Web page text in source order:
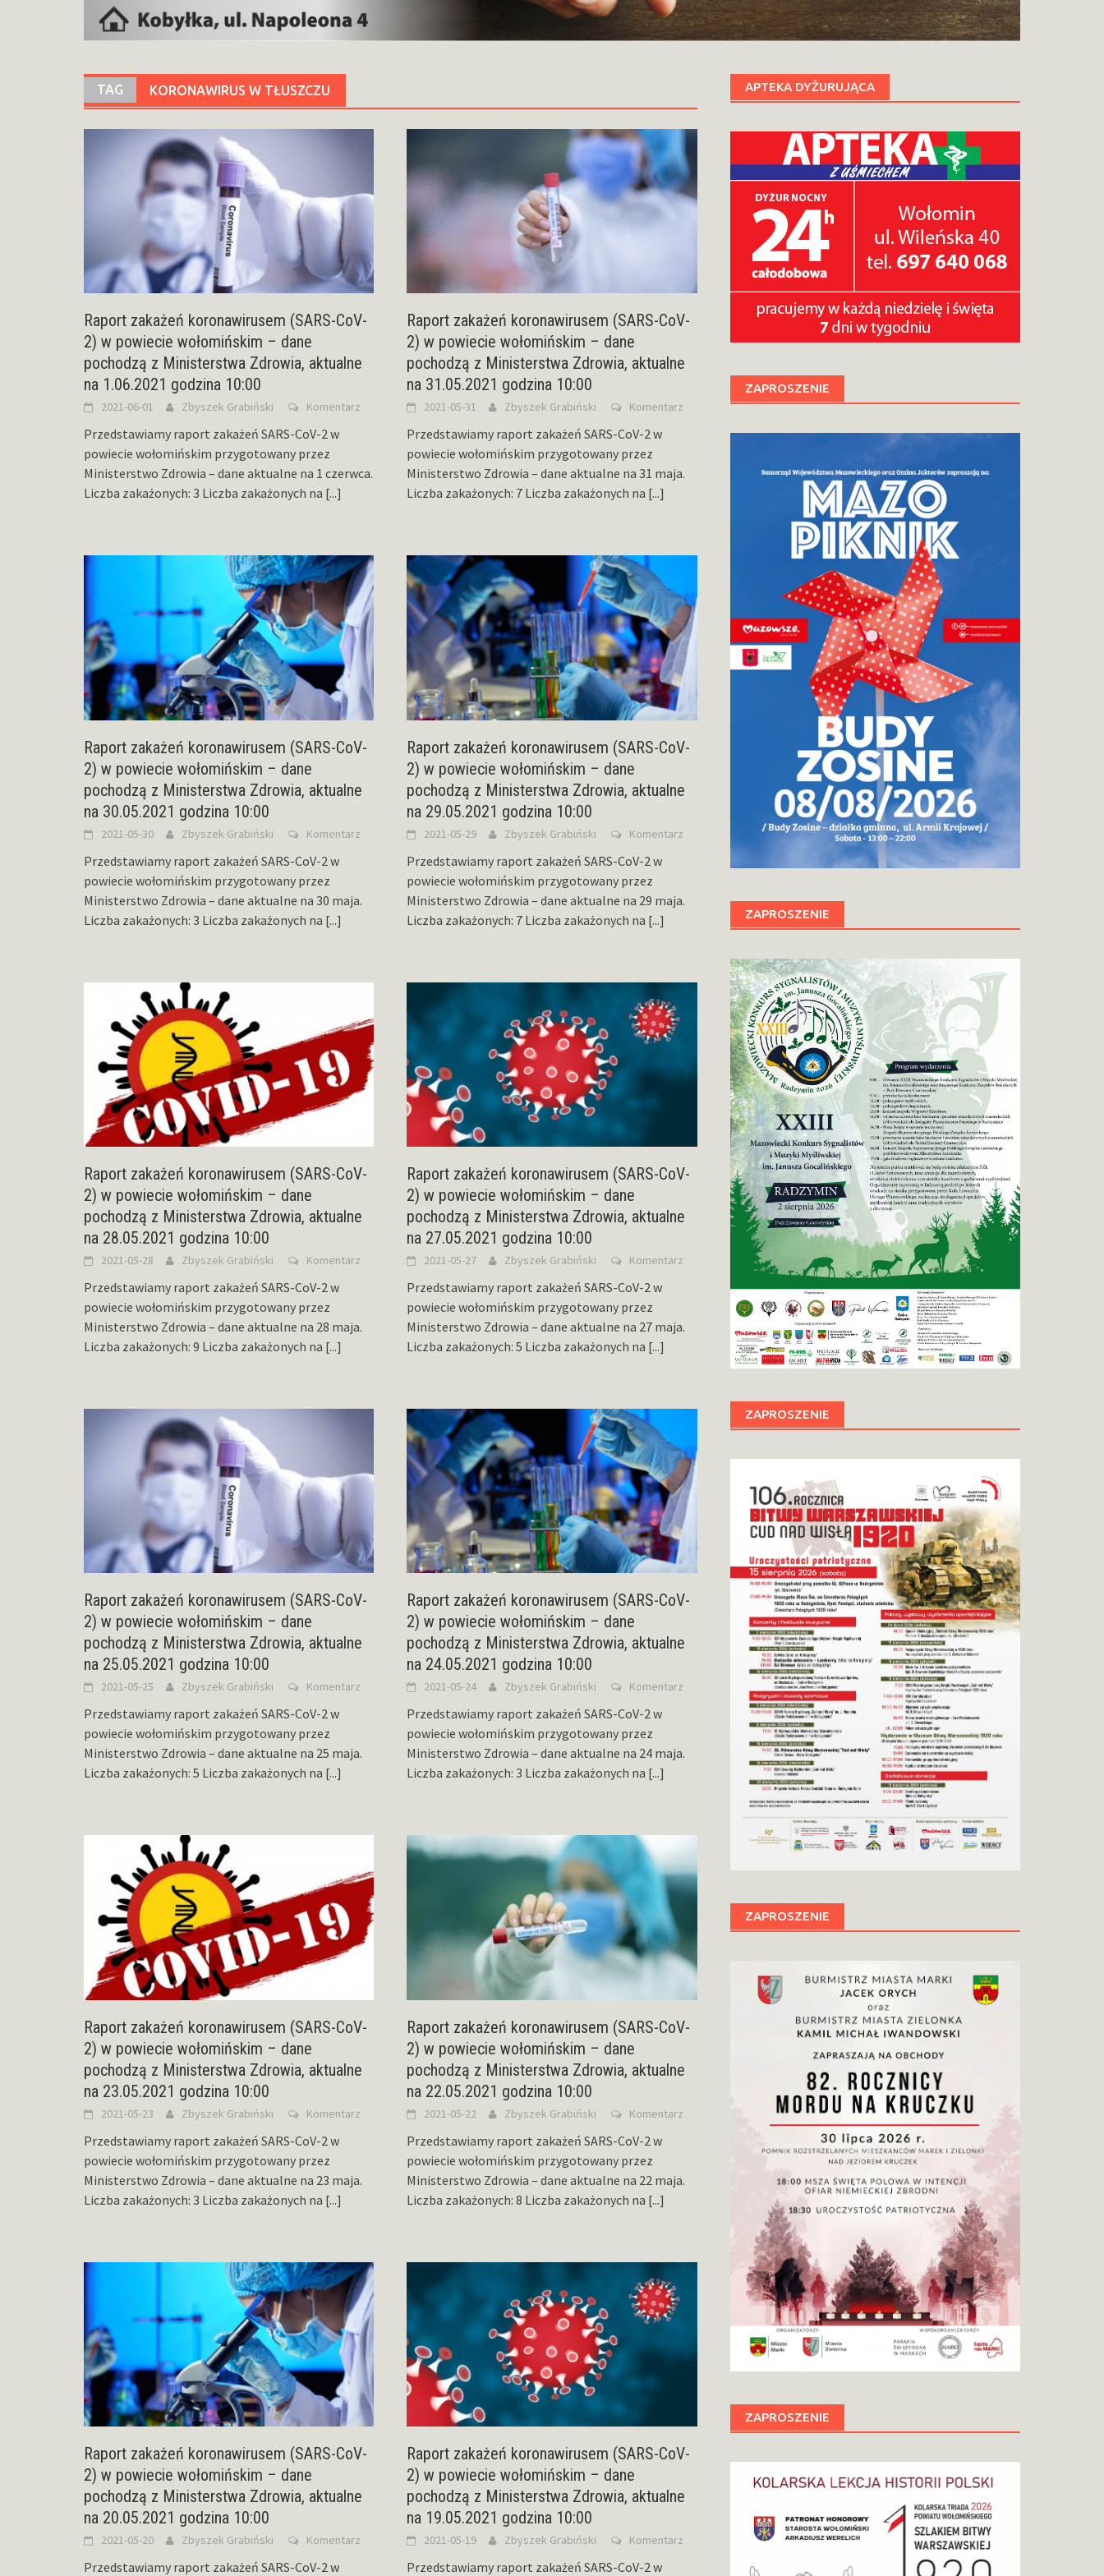
TAG KORONAWIRUS W TŁUSZCZU
Raport zakażeń koronawirusem (SARS-CoV-
2) w powiecie wołomińskim – dane
pochodzą z Ministerstwa Zdrowia, aktualne
na 1.06.2021 godzina 10:00
2021-06-01 Zbyszek Grabiński Komentarz
Przedstawiamy raport zakażeń SARS-CoV-2 w
powiecie wołomińskim przygotowany przez
Ministerstwo Zdrowia – dane aktualne na 1 czerwca.
Liczba zakażonych: 3 Liczba zakażonych na [...]
Raport zakażeń koronawirusem (SARS-CoV-
2) w powiecie wołomińskim – dane
pochodzą z Ministerstwa Zdrowia, aktualne
na 31.05.2021 godzina 10:00
2021-05-31 Zbyszek Grabiński Komentarz
Przedstawiamy raport zakażeń SARS-CoV-2 w
powiecie wołomińskim przygotowany przez
Ministerstwo Zdrowia – dane aktualne na 31 maja.
Liczba zakażonych: 7 Liczba zakażonych na [...]
Raport zakażeń koronawirusem (SARS-CoV-
2) w powiecie wołomińskim – dane
pochodzą z Ministerstwa Zdrowia, aktualne
na 30.05.2021 godzina 10:00
2021-05-30 Zbyszek Grabiński Komentarz
Przedstawiamy raport zakażeń SARS-CoV-2 w
powiecie wołomińskim przygotowany przez
Ministerstwo Zdrowia – dane aktualne na 30 maja.
Liczba zakażonych: 3 Liczba zakażonych na [...]
Raport zakażeń koronawirusem (SARS-CoV-
2) w powiecie wołomińskim – dane
pochodzą z Ministerstwa Zdrowia, aktualne
na 29.05.2021 godzina 10:00
2021-05-29 Zbyszek Grabiński Komentarz
Przedstawiamy raport zakażeń SARS-CoV-2 w
powiecie wołomińskim przygotowany przez
Ministerstwo Zdrowia – dane aktualne na 29 maja.
Liczba zakażonych: 7 Liczba zakażonych na [...]
Raport zakażeń koronawirusem (SARS-CoV-
2) w powiecie wołomińskim – dane
pochodzą z Ministerstwa Zdrowia, aktualne
na 28.05.2021 godzina 10:00
2021-05-28 Zbyszek Grabiński Komentarz
Przedstawiamy raport zakażeń SARS-CoV-2 w
powiecie wołomińskim przygotowany przez
Ministerstwo Zdrowia – dane aktualne na 28 maja.
Liczba zakażonych: 9 Liczba zakażonych na [...]
Raport zakażeń koronawirusem (SARS-CoV-
2) w powiecie wołomińskim – dane
pochodzą z Ministerstwa Zdrowia, aktualne
na 27.05.2021 godzina 10:00
2021-05-27 Zbyszek Grabiński Komentarz
Przedstawiamy raport zakażeń SARS-CoV-2 w
powiecie wołomińskim przygotowany przez
Ministerstwo Zdrowia – dane aktualne na 27 maja.
Liczba zakażonych: 5 Liczba zakażonych na [...]
Raport zakażeń koronawirusem (SARS-CoV-
2) w powiecie wołomińskim – dane
pochodzą z Ministerstwa Zdrowia, aktualne
na 25.05.2021 godzina 10:00
2021-05-25 Zbyszek Grabiński Komentarz
Przedstawiamy raport zakażeń SARS-CoV-2 w
powiecie wołomińskim przygotowany przez
Ministerstwo Zdrowia – dane aktualne na 25 maja.
Liczba zakażonych: 5 Liczba zakażonych na [...]
Raport zakażeń koronawirusem (SARS-CoV-
2) w powiecie wołomińskim – dane
pochodzą z Ministerstwa Zdrowia, aktualne
na 24.05.2021 godzina 10:00
2021-05-24 Zbyszek Grabiński Komentarz
Przedstawiamy raport zakażeń SARS-CoV-2 w
powiecie wołomińskim przygotowany przez
Ministerstwo Zdrowia – dane aktualne na 24 maja.
Liczba zakażonych: 3 Liczba zakażonych na [...]
Raport zakażeń koronawirusem (SARS-CoV-
2) w powiecie wołomińskim – dane
pochodzą z Ministerstwa Zdrowia, aktualne
na 23.05.2021 godzina 10:00
2021-05-23 Zbyszek Grabiński Komentarz
Przedstawiamy raport zakażeń SARS-CoV-2 w
powiecie wołomińskim przygotowany przez
Ministerstwo Zdrowia – dane aktualne na 23 maja.
Liczba zakażonych: 3 Liczba zakażonych na [...]
Raport zakażeń koronawirusem (SARS-CoV-
2) w powiecie wołomińskim – dane
pochodzą z Ministerstwa Zdrowia, aktualne
na 22.05.2021 godzina 10:00
2021-05-22 Zbyszek Grabiński Komentarz
Przedstawiamy raport zakażeń SARS-CoV-2 w
powiecie wołomińskim przygotowany przez
Ministerstwo Zdrowia – dane aktualne na 22 maja.
Liczba zakażonych: 8 Liczba zakażonych na [...]
Raport zakażeń koronawirusem (SARS-CoV-
2) w powiecie wołomińskim – dane
pochodzą z Ministerstwa Zdrowia, aktualne
na 20.05.2021 godzina 10:00
2021-05-20 Zbyszek Grabiński Komentarz
Przedstawiamy raport zakażeń SARS-CoV-2 w
Raport zakażeń koronawirusem (SARS-CoV-
2) w powiecie wołomińskim – dane
pochodzą z Ministerstwa Zdrowia, aktualne
na 19.05.2021 godzina 10:00
2021-05-19 Zbyszek Grabiński Komentarz
Przedstawiamy raport zakażeń SARS-CoV-2 w
APTEKA DYŻURUJĄCA
ZAPROSZENIE
ZAPROSZENIE
ZAPROSZENIE
ZAPROSZENIE
ZAPROSZENIE